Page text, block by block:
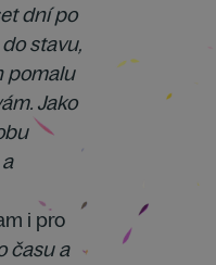
dní po
stavu,
pomalu
Jako
i pro
času a